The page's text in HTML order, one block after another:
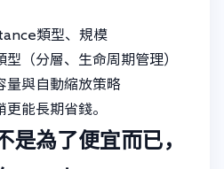
類型、規模
（分層、生命周期管理）
量與自動縮放策略
能長期省錢。
是為了便宜而已，